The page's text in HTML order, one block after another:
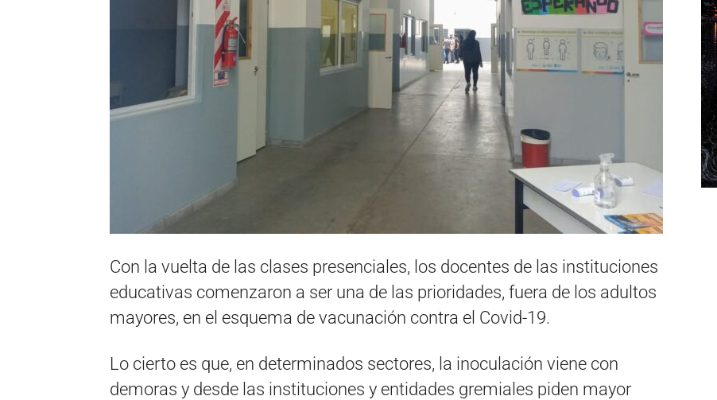
Con la vuelta de las clases presenciales, los docentes de las instituciones
educativas comenzaron a ser una de las prioridades, fuera de los adultos
mayores, en el esquema de vacunación contra el Covid-19.
Lo cierto es que, en determinados sectores, la inoculación viene con
demoras y desde las instituciones y entidades gremiales piden mayor